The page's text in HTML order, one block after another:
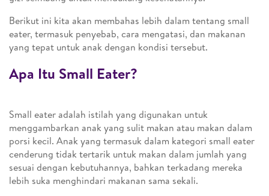
Berikut ini kita akan membahas lebih dalam tentang small
eater, termasuk penyebab, cara mengatasi, dan makanan
yang tepat untuk anak dengan kondisi tersebut.
Apa Itu Small Eater?
Small eater adalah istilah yang digunakan untuk
menggambarkan anak yang sulit makan atau makan dalam
porsi kecil. Anak yang termasuk dalam kategori small eater
cenderung tidak tertarik untuk makan dalam jumlah yang
sesuai dengan kebutuhannya, bahkan terkadang mereka
lebih suka menghindari makanan sama sekali.